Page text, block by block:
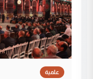
علمية